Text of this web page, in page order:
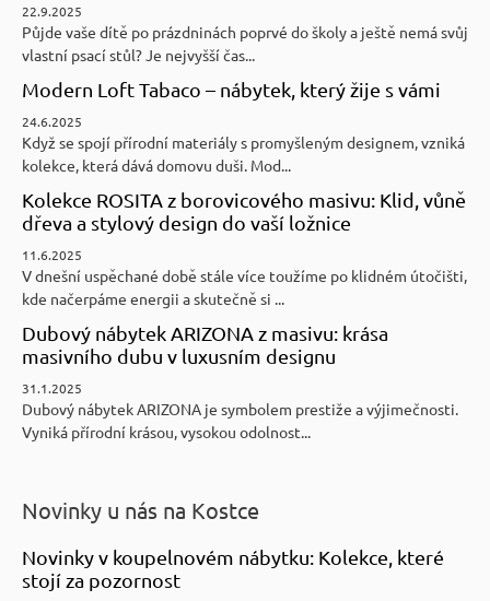
22.9.2025
Půjde vaše dítě po prázdninách poprvé do školy a ještě nemá svůj
vlastní psací stůl? Je nejvyšší čas...
Modern Loft Tabaco – nábytek, který žije s vámi
24.6.2025
Když se spojí přírodní materiály s promyšleným designem, vzniká
kolekce, která dává domovu duši. Mod...
Kolekce ROSITA z borovicového masivu: Klid, vůně
dřeva a stylový design do vaší ložnice
11.6.2025
V dnešní uspěchané době stále více toužíme po klidném útočišti,
kde načerpáme energii a skutečně si ...
Dubový nábytek ARIZONA z masivu: krása
masivního dubu v luxusním designu
31.1.2025
Dubový nábytek ARIZONA je symbolem prestiže a výjimečnosti.
Vyniká přírodní krásou, vysokou odolnost...
Novinky u nás na Kostce
Novinky v koupelnovém nábytku: Kolekce, které
stojí za pozornost